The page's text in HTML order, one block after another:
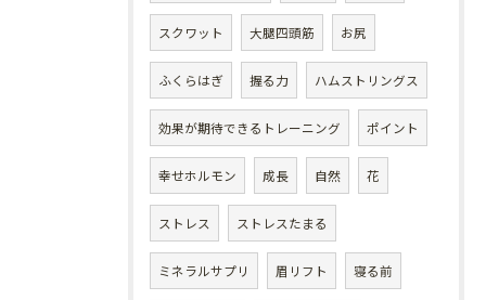
スクワット 大腿四頭筋 お尻
ふくらはぎ 握る力 ハムストリングス
効果が期待できるトレーニング ポイント
幸せホルモン 成長 自然 花
ストレス ストレスたまる
ミネラルサプリ 眉リフト 寝る前